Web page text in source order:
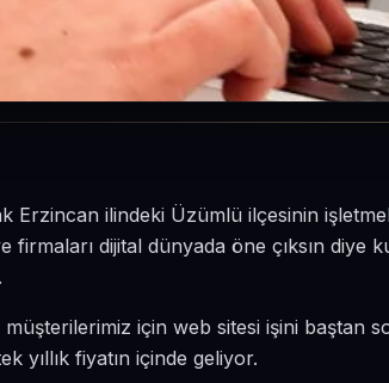
Erzincan ilindeki Üzümlü ilçesinin
firmaları dijital dünyada öne çıksın
için web sitesi işini baştan
yıllık fiyatın içinde geliyor.